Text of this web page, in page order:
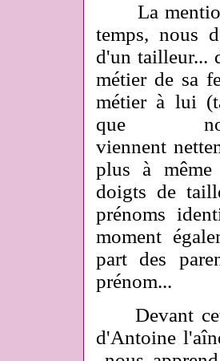
La mention
temps, nous
d'un tailleur...
métier de sa
métier à lui
que
viennent
plus à même
doigts de
prénoms
moment
part des
prénom...
Devant
d'Antoine